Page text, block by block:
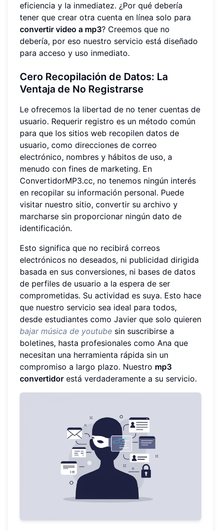
eficiencia y la inmediatez. ¿Por qué debería
tener que crear otra cuenta en línea solo para
convertir video a mp3? Creemos que no
debería, por eso nuestro servicio está diseñado
para acceso y uso inmediato.
Cero Recopilación de Datos: La
Ventaja de No Registrarse
Le ofrecemos la libertad de no tener cuentas de
usuario. Requerir registro es un método común
para que los sitios web recopilen datos de
usuario, como direcciones de correo
electrónico, nombres y hábitos de uso, a
menudo con fines de marketing. En
ConvertidorMP3.cc, no tenemos ningún interés
en recopilar su información personal. Puede
visitar nuestro sitio, convertir su archivo y
marcharse sin proporcionar ningún dato de
identificación.
Esto significa que no recibirá correos
electrónicos no deseados, ni publicidad dirigida
basada en sus conversiones, ni bases de datos
de perfiles de usuario a la espera de ser
comprometidas. Su actividad es suya. Esto hace
que nuestro servicio sea ideal para todos,
desde estudiantes como Javier que solo quieren
bajar música de youtube sin suscribirse a
boletines, hasta profesionales como Ana que
necesitan una herramienta rápida sin un
compromiso a largo plazo. Nuestro mp3
convertidor está verdaderamente a su servicio.